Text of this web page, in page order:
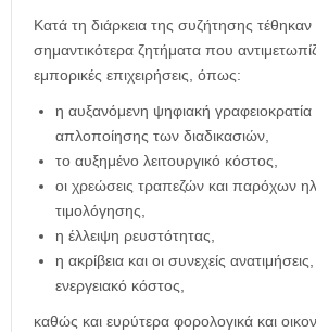
Κατά τη διάρκεια της συζήτησης τέθηκαν
σημαντικότερα ζητήματα που
εμπορικές επιχειρήσεις, όπως:
η αυξανόμενη ψηφιακή γραφειοκρατία
απλοποίησης των διαδικασιών,
το αυξημένο λειτουργικό κόστος,
οι χρεώσεις τραπεζών και παρόχων
τιμολόγησης,
η έλλειψη ρευστότητας,
η ακρίβεια και οι συνεχείς
ενεργειακό κόστος,
καθώς και ευρύτερα φορολογικά και